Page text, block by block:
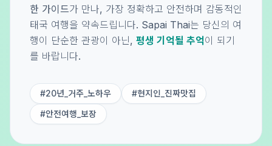
한 가이드가 만나, 가장 정확하고 안전하며 감동적인
태국 여행을 약속드립니다. Sapai Thai는 당신의 여
행이 단순한 관광이 아닌, 평생 기억될 추억이 되기
를 바랍니다.
#20년_거주_노하우
#현지인_진짜맛집
#안전여행_보장